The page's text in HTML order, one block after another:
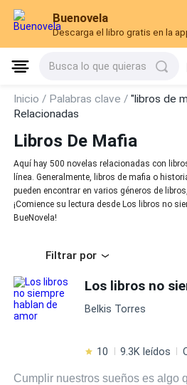
Buenovela
Descarga el libro gratis en la
Busca lo que quieras
Inicio / Palabras clave /"libros de
Relacionadas
Libros De Mafia
Aquí hay 500 novelas relacionadas con
línea. Generalmente, libros de mafia o
pueden encontrar en varios géneros de
¡Comience su lectura desde Los libros no
BueNovela!
Filtrar por
Belkis Torres
10 9.3K leídos
Cumplir nuestros sueños es algo